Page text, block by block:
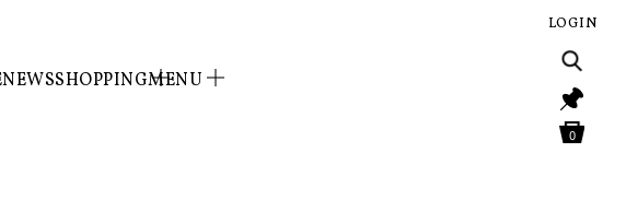
NEWSSHOPPINGMENU
LOGIN
0